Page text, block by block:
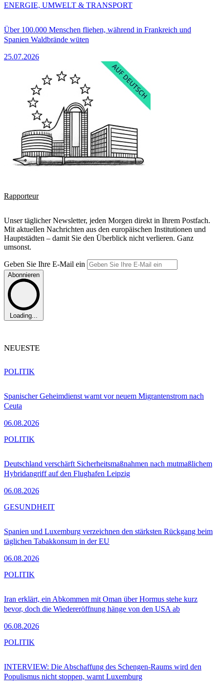
Über 100.000 Menschen fliehen, während in Frankreich und
Spanien Waldbrände wüten
25.07.2026
ENERGIE, UMWELT & TRANSPORT
Rapporteur
Unser täglicher Newsletter, jeden Morgen direkt in Ihrem Postfach.
Mit aktuellen Nachrichten aus den europäischen Institutionen und
Hauptstädten – damit Sie den Überblick nicht verlieren. Ganz
umsonst.
Geben Sie Ihre E-Mail ein
Abonnieren
Loading...
NEUESTE
Spanischer Geheimdienst warnt vor neuem Migrantenstrom nach
Ceuta
06.08.2026
POLITIK
Deutschland verschärft Sicherheitsmaßnahmen nach mutmaßlichem
Hybridangriff auf den Flughafen Leipzig
06.08.2026
POLITIK
Spanien und Luxemburg verzeichnen den stärksten Rückgang beim
täglichen Tabakkonsum in der EU
06.08.2026
GESUNDHEIT
Iran erklärt, ein Abkommen mit Oman über Hormus stehe kurz
bevor, doch die Wiedereröffnung hänge von den USA ab
06.08.2026
POLITIK
INTERVIEW: Die Abschaffung des Schengen-Raums wird den
Populismus nicht stoppen, warnt Luxemburg
POLITIK